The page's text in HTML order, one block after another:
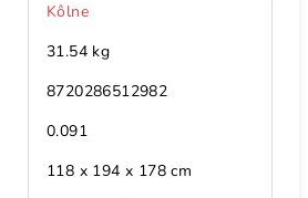
Kôlne
31.54 kg
8720286512982
0.091
118 x 194 x 178 cm